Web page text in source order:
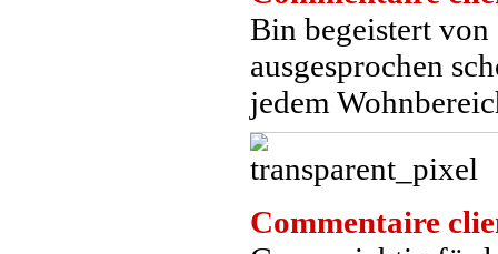
Bin begeistert
ausgesprochen
jedem
Commentaire